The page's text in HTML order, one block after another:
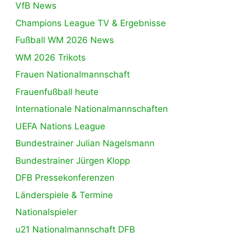
VfB News
Champions League TV & Ergebnisse
Fußball WM 2026 News
WM 2026 Trikots
Frauen Nationalmannschaft
Frauenfußball heute
Internationale Nationalmannschaften
UEFA Nations League
Bundestrainer Julian Nagelsmann
Bundestrainer Jürgen Klopp
DFB Pressekonferenzen
Länderspiele & Termine
Nationalspieler
u21 Nationalmannschaft DFB